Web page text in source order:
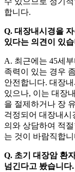
합니다.
Q. 대장내시경을
있다는 의견이 있
A. 최근에는 45세
족력이 있는 경우
안전합니다. 대장
있으나, 이는 대장
을 절제하거나 장
걱정되어 대장내시
의와 상담하여 적
는 것이 바람직합니
Q. 초기 대장암 환
넘긴다고 봤습니다